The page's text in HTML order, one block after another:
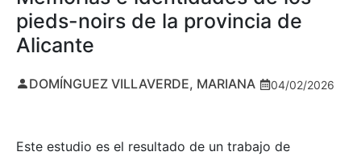
pieds-noirs de la provincia de
Alicante
DOMÍNGUEZ VILLAVERDE, MARIANA 04/02/2026
Este estudio es el resultado de un trabajo de